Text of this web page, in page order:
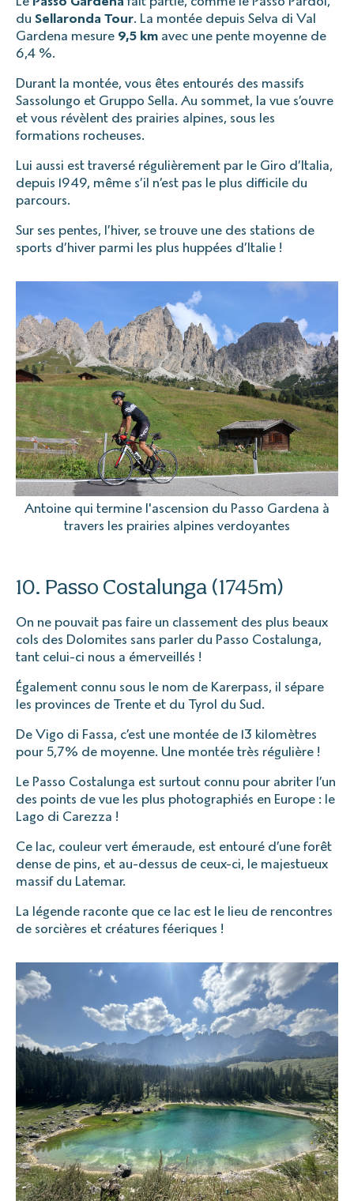
du Sellaronda Tour. La montée depuis Selva di Val
Gardena mesure 9,5 km avec une pente moyenne de
6,4 %.
Durant la montée, vous êtes entourés des massifs
Sassolungo et Gruppo Sella. Au sommet, la vue s’ouvre
et vous révèlent des prairies alpines, sous les
formations rocheuses.
Lui aussi est traversé régulièrement par le Giro d’Italia,
depuis 1949, même s’il n’est pas le plus difficile du
parcours.
Sur ses pentes, l’hiver, se trouve une des stations de
sports d’hiver parmi les plus huppées d’Italie !
Antoine qui termine l'ascension du Passo Gardena à
travers les prairies alpines verdoyantes
10. Passo Costalunga (1745m)
On ne pouvait pas faire un classement des plus beaux
cols des Dolomites sans parler du Passo Costalunga,
tant celui-ci nous a émerveillés !
Également connu sous le nom de Karerpass, il sépare
les provinces de Trente et du Tyrol du Sud.
De Vigo di Fassa, c’est une montée de 13 kilomètres
pour 5,7% de moyenne. Une montée très régulière !
Le Passo Costalunga est surtout connu pour abriter l’un
des points de vue les plus photographiés en Europe : le
Lago di Carezza !
Ce lac, couleur vert émeraude, est entouré d’une forêt
dense de pins, et au-dessus de ceux-ci, le majestueux
massif du Latemar.
La légende raconte que ce lac est le lieu de rencontres
de sorcières et créatures féeriques !